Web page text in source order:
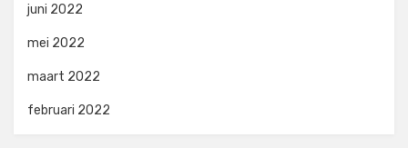
juni 2022
mei 2022
maart 2022
februari 2022